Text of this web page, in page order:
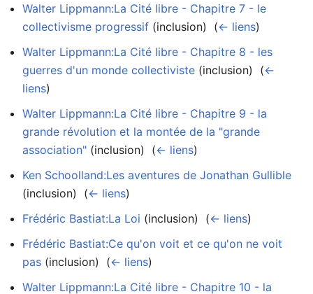
Walter Lippmann:La Cité libre - Chapitre 7 - le
collectivisme progressif (inclusion) ‎ (← liens)
Walter Lippmann:La Cité libre - Chapitre 8 - les
guerres d'un monde collectiviste (inclusion) ‎ (←
liens)
Walter Lippmann:La Cité libre - Chapitre 9 - la
grande révolution et la montée de la "grande
association" (inclusion) ‎ (← liens)
Ken Schoolland:Les aventures de Jonathan Gullible
(inclusion) ‎ (← liens)
Frédéric Bastiat:La Loi (inclusion) ‎ (← liens)
Frédéric Bastiat:Ce qu'on voit et ce qu'on ne voit
pas (inclusion) ‎ (← liens)
Walter Lippmann:La Cité libre - Chapitre 10 - la